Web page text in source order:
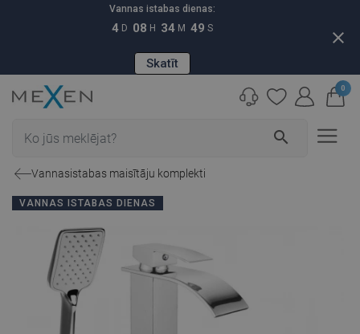
Vannas istabas dienas:
4 D 08 H 34 M 48 S
Skatīt
close
search
0
Vannasistabas maisītāju komplekti
VANNAS ISTABAS DIENAS